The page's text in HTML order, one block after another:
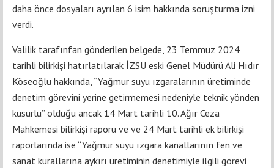
daha önce dosyaları ayrılan 6 isim hakkında soruşturma izni
verdi.
Valilik tarafınfan gönderilen belgede, 23 Temmuz 2024
tarihli bilirkişi hatırlatılarak İZSU eski Genel Müdürü Ali Hıdır
Köseoğlu hakkında, “Yağmur suyu ızgaralarının üretiminde
denetim görevini yerine getirmemesi nedeniyle teknik yönden
kusurlu” olduğu ancak 14 Mart tarihli 10. Ağır Ceza
Mahkemesi bilirkişi raporu ve ve 24 Mart tarihli ek bilirkişi
raporlarında ise “Yağmur suyu ızgara kanallarının fen ve
sanat kurallarına aykırı üretiminin denetimiyle ilgili görevi